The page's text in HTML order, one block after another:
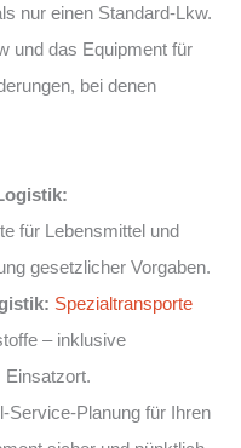
nur einen Standard-Lkw.
und das Equipment für
bei denen
für Lebensmittel und
gesetzlicher Vorgaben.
Spezialtransporte
– inklusive
Einsatzort.
Service-Planung für Ihren